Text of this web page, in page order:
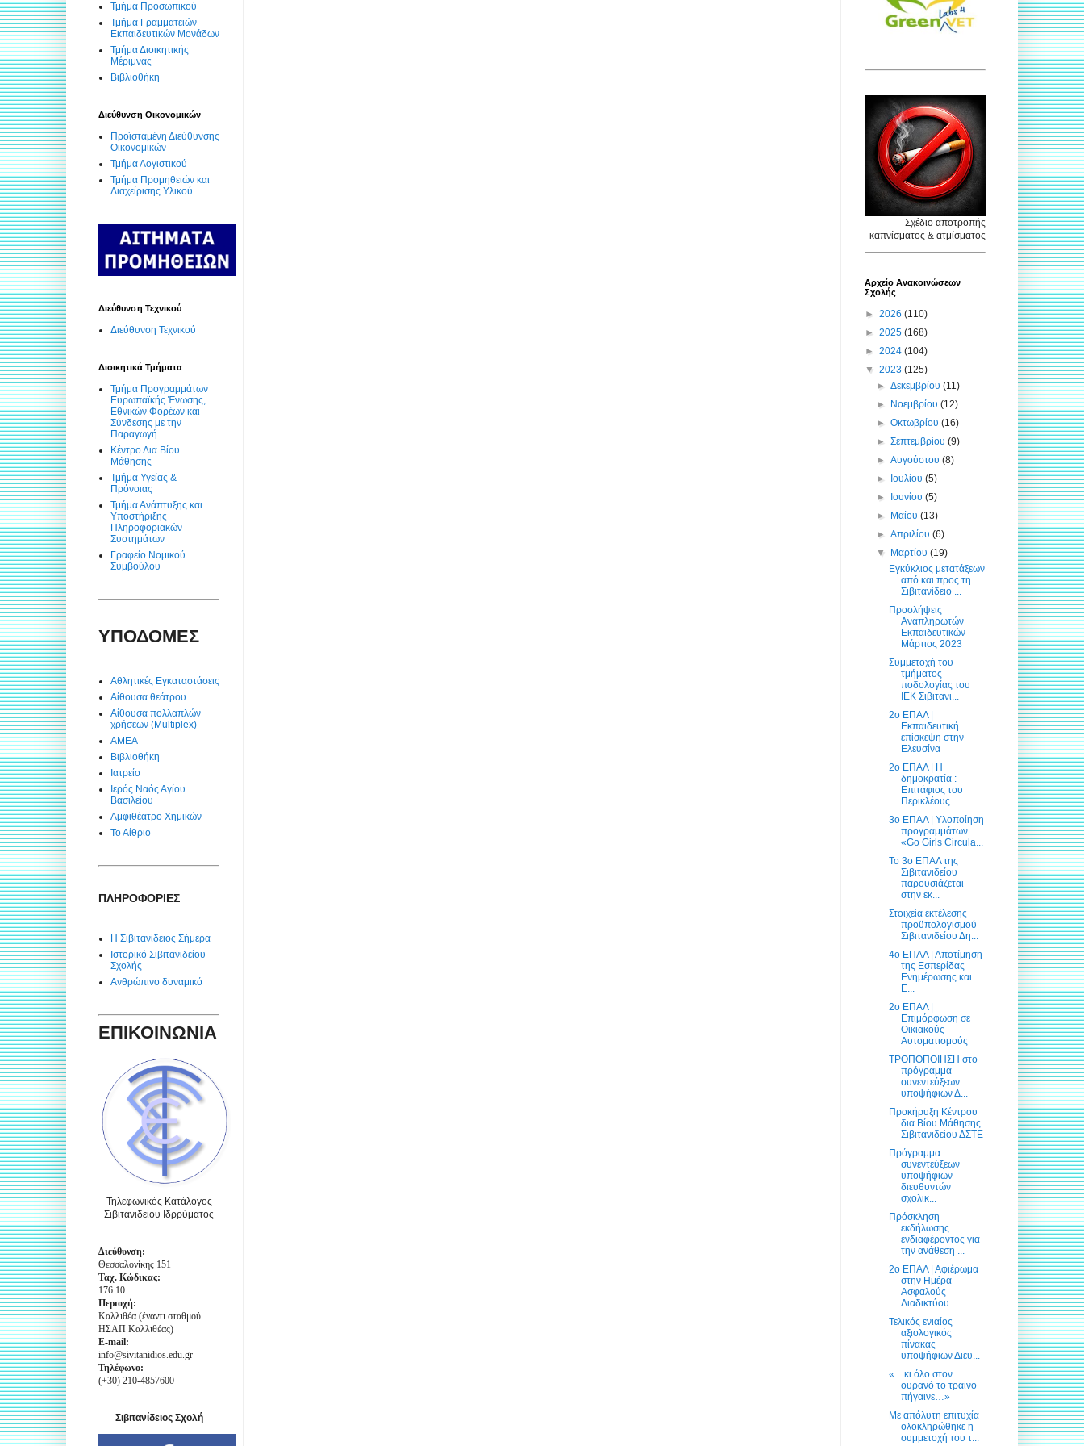
Τμήμα Προσωπικού
Τμήμα Γραμματειών
Εκπαιδευτικών Μονάδων
Τμήμα Διοικητικής
Μέριμνας
Βιβλιοθήκη
Διεύθυνση Οικονομικών
Προϊσταμένη Διεύθυνσης
Οικονομικών
Τμήμα Λογιστικού
Τμήμα Προμηθειών και
Διαχείρισης Υλικού
Διεύθυνση Τεχνικού
Διεύθυνση Τεχνικού
Διοικητικά Τμήματα
Τμήμα Προγραμμάτων
Ευρωπαϊκής Ένωσης,
Εθνικών Φορέων και
Σύνδεσης με την
Παραγωγή
Κέντρο Δια Βίου
Μάθησης
Τμήμα Υγείας &
Πρόνοιας
Τμήμα Ανάπτυξης και
Υποστήριξης
Πληροφοριακών
Συστημάτων
Γραφείο Νομικού
Συμβούλου
ΥΠΟΔΟΜΕΣ
Αθλητικές Εγκαταστάσεις
Αίθουσα θεάτρου
Αίθουσα πολλαπλών
χρήσεων (Multiplex)
ΑΜΕΑ
Βιβλιοθήκη
Ιατρείο
Ιερός Ναός Αγίου
Βασιλείου
Αμφιθέατρο Χημικών
Το Αίθριο
ΠΛΗΡΟΦΟΡΙΕΣ
Η Σιβιτανίδειος Σήμερα
Ιστορικό Σιβιτανιδείου
Σχολής
Ανθρώπινο δυναμικό
ΕΠΙΚΟΙΝΩΝΙΑ
Τηλεφωνικός Κατάλογος
Σιβιτανιδείου Ιδρρύματος
Διεύθυνση:
Θεσσαλονίκης 151
Ταχ. Κώδικας:
176 10
Περιοχή:
Καλλιθέα (έναντι σταθμού
ΗΣΑΠ Καλλιθέας)
E-mail:
info@sivitanidios.edu.gr
Τηλέφωνο:
(+30) 210-4857600
Σιβιτανίδειος Σχολή
Σχέδιο αποτροπής
καπνίσματος & ατμίσματος
Αρχείο Ανακοινώσεων
Σχολής
► 2026 (110)
► 2025 (168)
► 2024 (104)
▼ 2023 (125)
►Δεκεμβρίου(11)
► Νοεμβρίου(12)
►Οκτωβρίου(16)
►Σεπτεμβρίου(9)
►Αυγούστου(8)
► Ιουλίου(5)
► Ιουνίου(5)
► Μαΐου(13)
►Απριλίου(6)
▼ Μαρτίου(19)
Εγκύκλιος μετατάξεων
από και προς τη
Σιβιτανίδειο ...
Προσλήψεις
Αναπληρωτών
Εκπαιδευτικών -
Μάρτιος 2023
Συμμετοχή του
τμήματος
ποδολογίας του
ΙΕΚ Σιβιτανι...
2ο ΕΠΑΛ |
Εκπαιδευτική
επίσκεψη στην
Ελευσίνα
2ο ΕΠΑΛ | Η
δημοκρατία :
Επιτάφιος του
Περικλέους ...
3ο ΕΠΑΛ | Υλοποίηση
προγραμμάτων
«Go Girls Circula...
To 3o ΕΠΑΛ της
Σιβιτανιδείου
παρουσιάζεται
στην εκ...
Στοιχεία εκτέλεσης
προϋπολογισμού
Σιβιτανιδείου Δη...
4ο ΕΠΑΛ | Αποτίμηση
της Εσπερίδας
Ενημέρωσης και
Ε...
2ο ΕΠΑΛ |
Επιμόρφωση σε
Οικιακούς
Αυτοματισμούς
ΤΡΟΠΟΠΟΙΗΣΗ στο
πρόγραμμα
συνεντεύξεων
υποψήφιων Δ...
Προκήρυξη Κέντρου
δια Βίου Μάθησης
Σιβιτανιδείου ΔΣΤΕ
Πρόγραμμα
συνεντεύξεων
υποψήφιων
διευθυντών
σχολικ...
Πρόσκληση
εκδήλωσης
ενδιαφέροντος για
την ανάθεση ...
2ο ΕΠΑΛ | Αφιέρωμα
στην Ημέρα
Ασφαλούς
Διαδικτύου
Τελικός ενιαίος
αξιολογικός
πίνακας
υποψήφιων Διευ...
«…κι όλο στον
ουρανό το τραίνο
πήγαινε…»
Με απόλυτη επιτυχία
ολοκληρώθηκε η
συμμετοχή του τ...